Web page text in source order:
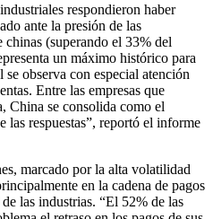
respondieron haber
ante la presión de las
(superando el 33% del
un máximo histórico para
observa con especial atención
Entre las empresas que
China se consolida como el
respuestas”, reportó el informe
marcado por la alta volatilidad
en la cadena de pagos
las industrias. “El 52% de las